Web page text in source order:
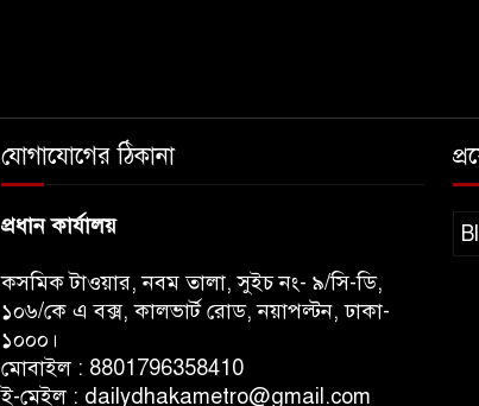
যোগাযোগের ঠিকানা
প্রধান কার্যালয়
কসমিক টাওয়ার, নবম তালা, সুইচ নং- ৯/সি-ডি,
১০৬/কে এ বক্স, কালভার্ট রোড, নয়াপল্টন, ঢাকা-
১০০০।
মোবাইল : 8801796358410
ই-মেইল : dailydhakametro@gmail.com